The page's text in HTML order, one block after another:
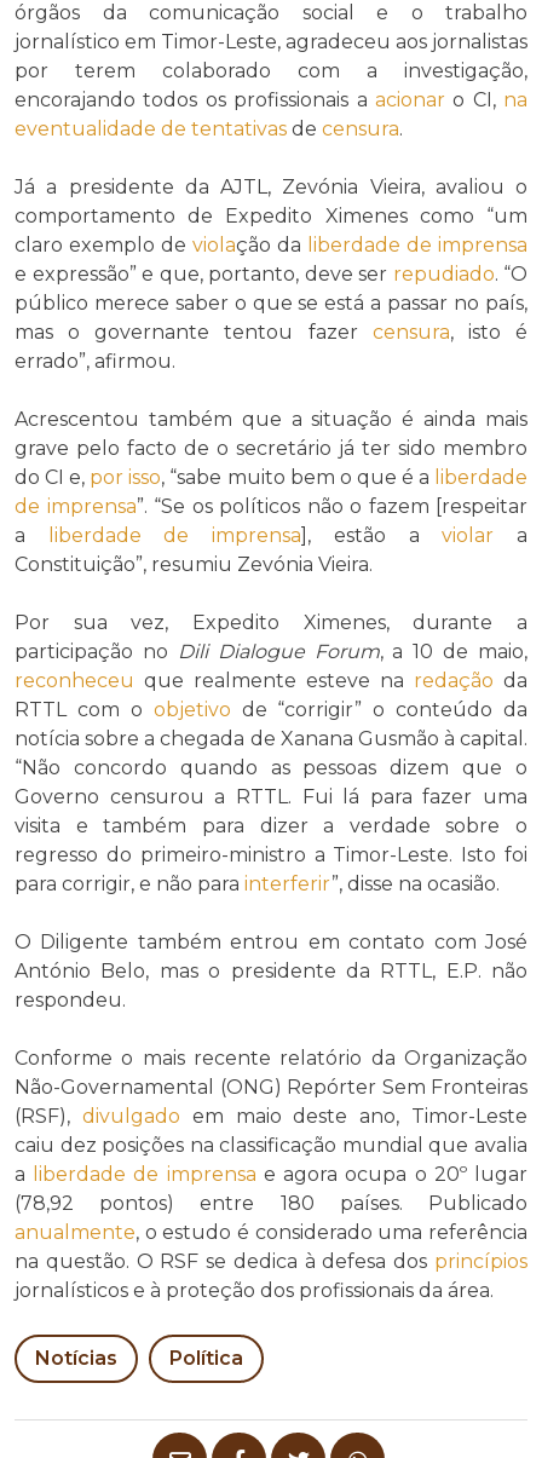
órgãos da comunicação social e o trabalho
jornalístico em Timor-Leste, agradeceu aos jornalistas
por terem colaborado com a investigação,
encorajando todos os profissionais a acionaro CI, na
eventualidade de tentativas de censura.
Já a presidente da AJTL, Zevónia Vieira, avaliou o
comportamento de Expedito Ximenes como “um
claro exemplo de violação da liberdade de imprensa
e expressão” e que, portanto, deve ser repudiado. “O
público merece saber o que se está a passar no país,
mas o governante tentou fazer censura, isto é
errado”, afirmou.
Acrescentou também que a situação é ainda mais
grave pelo facto de o secretário já ter sido membro
do CI e, por isso, “sabe muito bem o que é a liberdade
de imprensa”. “Se os políticos não o fazem [respeitar
a
liberdade de imprensa], estão aviolar a
Constituição”, resumiu Zevónia Vieira.
Por sua vez, Expedito Ximenes, durante a
participação no Dili Dialogue Forum, a 10 de maio,
reconheceu que realmente esteve na redação da
RTTL com o objetivo de “corrigir” o conteúdo da
notícia sobre a chegada de Xanana Gusmão à capital.
“Não concordo quando as pessoas dizem que o
Governo censurou a RTTL. Fui lá para fazer uma
visita e também para dizer a verdade sobre o
regresso do primeiro-ministro a Timor-Leste. Isto foi
para corrigir, e não para interferir”, disse na ocasião.
O Diligente também entrou em contato com José
António Belo, mas o presidente da RTTL, E.P. não
respondeu.
Conforme o mais recente relatório da Organização
Não-Governamental (ONG) Repórter Sem Fronteiras
(RSF), divulgado em maio deste ano, Timor-Leste
caiu dez posições na classificação mundial que avalia
a
liberdade de imprensa e agora ocupa o 20º lugar
(78,92 pontos) entre 180 países. Publicado
anualmente, o estudo é considerado uma referência
na questão. O RSF se dedica à defesa dos princípios
jornalísticos e à proteção dos profissionais da área.
Notícias Política